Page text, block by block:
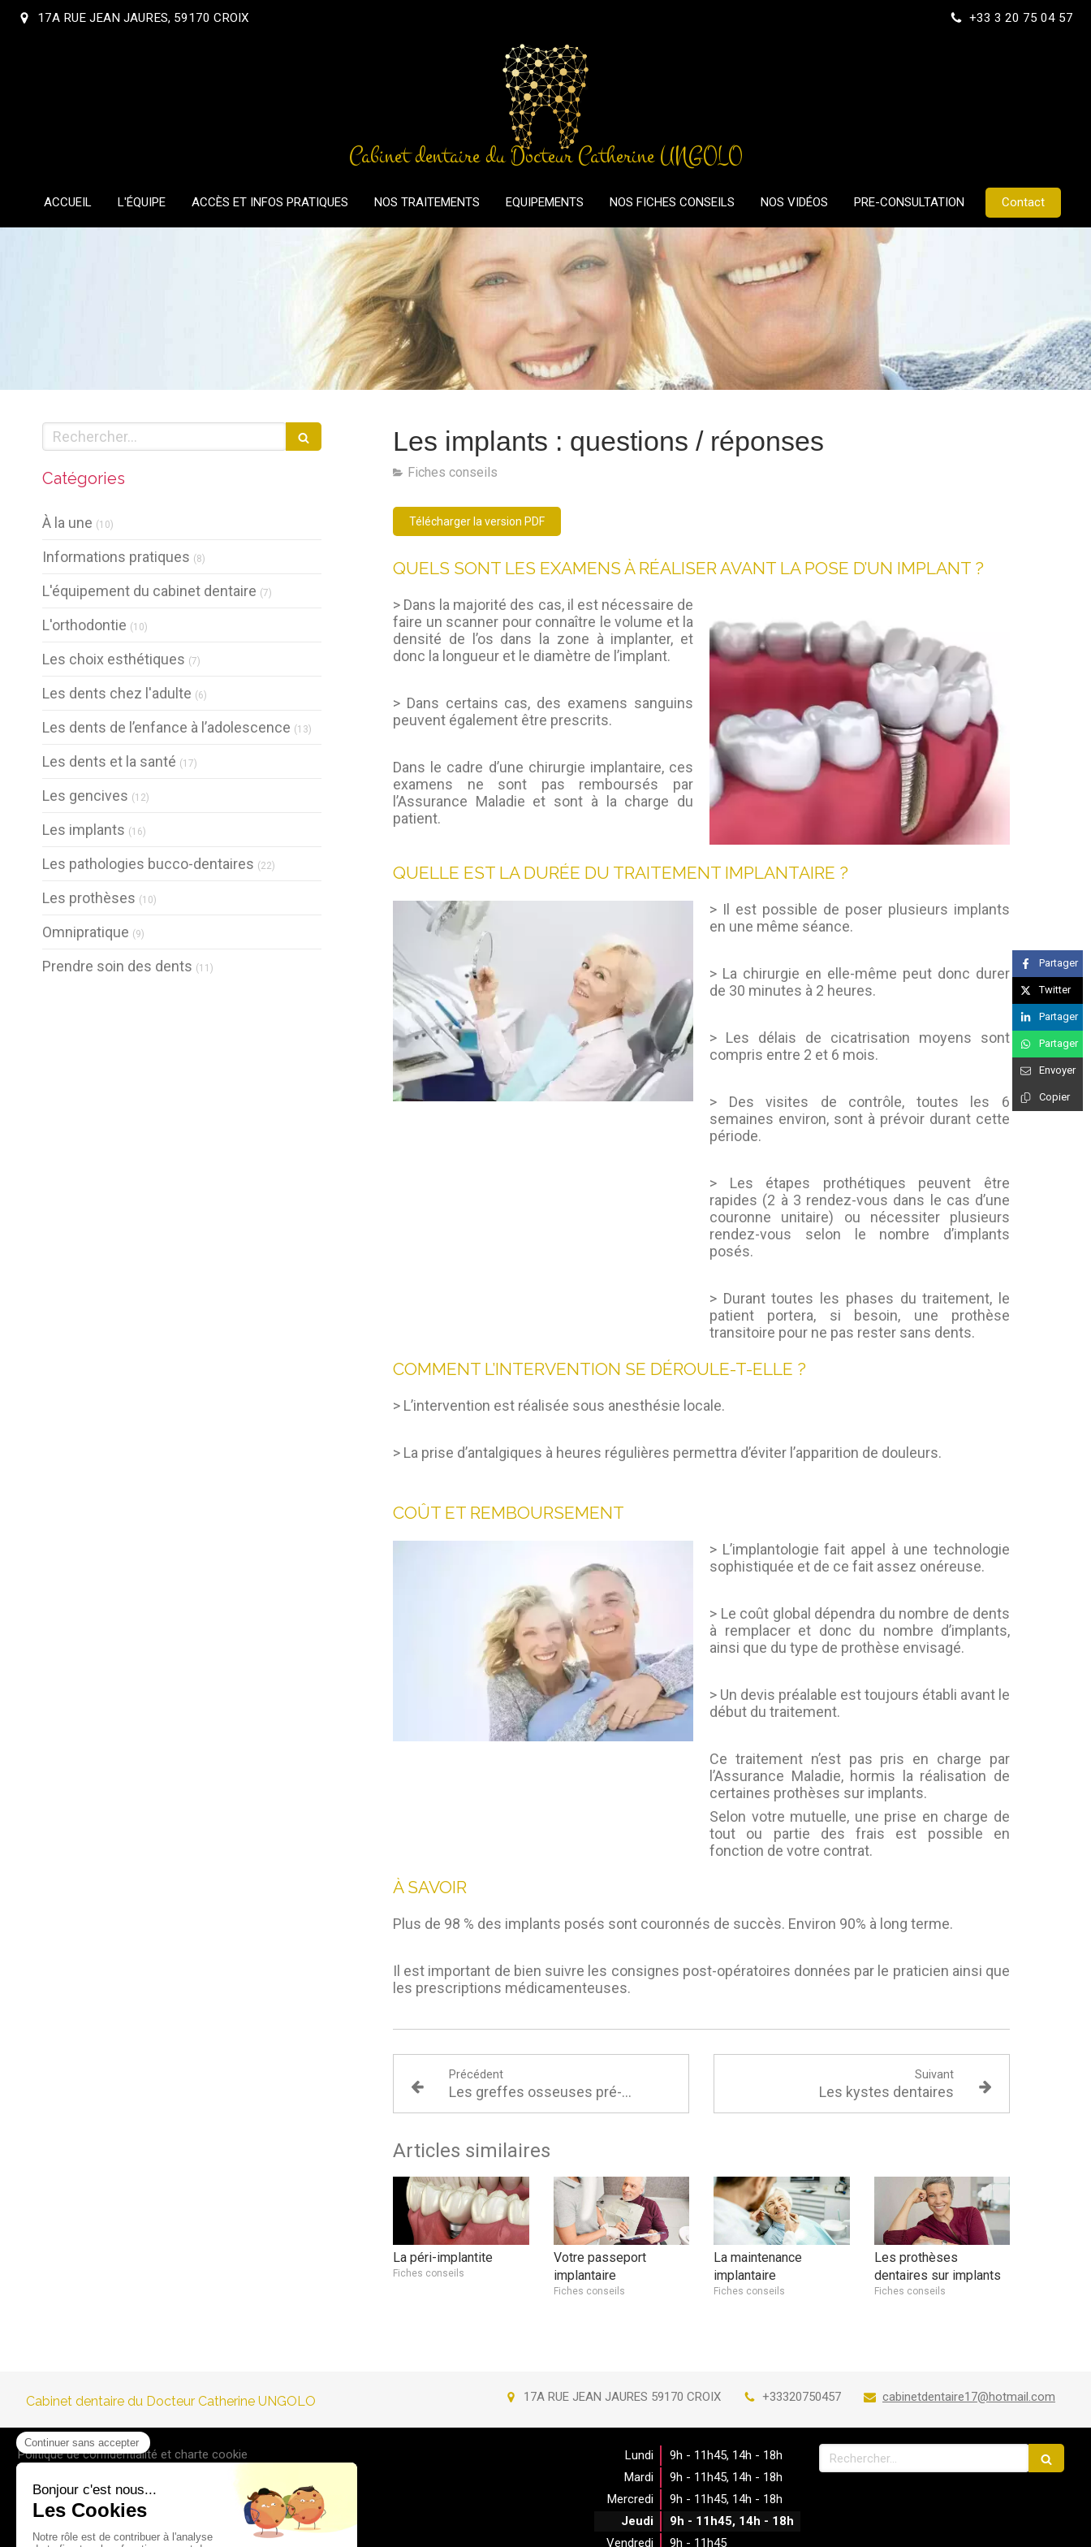
17A RUE JEAN JAURES, 59170 CROIX +33 3 20 75 04 57
ACCUEIL L'ÉQUIPE ACCÈS ET INFOS PRATIQUES NOS TRAITEMENTS EQUIPEMENTS NOS FICHES CONSEILS NOS VIDÉOS PRE-CONSULTATION Contact
Cabinet dentaire du Docteur Catherine UNGOLO
Les implants : questions / réponses
Fiches conseils
Télécharger la version PDF
QUELS SONT LES EXAMENS À RÉALISER AVANT LA POSE D’UN IMPLANT ?
> Dans la majorité des cas, il est nécessaire de
faire un scanner pour connaître le volume et la
densité de l’os dans la zone à implanter, et
donc la longueur et le diamètre de l’implant.
> Dans certains cas, des examens sanguins
peuvent également être prescrits.
Dans le cadre d’une chirurgie implantaire, ces
examens ne sont pas remboursés par
l’Assurance Maladie et sont à la charge du
patient.
QUELLE EST LA DURÉE DU TRAITEMENT IMPLANTAIRE ?
> Il est possible de poser plusieurs implants
en une même séance.
> La chirurgie en elle-même peut donc durer
de 30 minutes à 2 heures.
> Les délais de cicatrisation moyens sont
compris entre 2 et 6 mois.
> Des visites de contrôle, toutes les 6
semaines environ, sont à prévoir durant cette
période.
> Les étapes prothétiques peuvent être
rapides (2 à 3 rendez-vous dans le cas d’une
couronne unitaire) ou nécessiter plusieurs
rendez-vous selon le nombre d’implants
posés.
> Durant toutes les phases du traitement, le
patient portera, si besoin, une prothèse
transitoire pour ne pas rester sans dents.
COMMENT L’INTERVENTION SE DÉROULE-T-ELLE ?
> L’intervention est réalisée sous anesthésie locale.
> La prise d’antalgiques à heures régulières permettra d’éviter l’apparition de douleurs.
COÛT ET REMBOURSEMENT
> L’implantologie fait appel à une technologie
sophistiquée et de ce fait assez onéreuse.
> Le coût global dépendra du nombre de dents
à remplacer et donc du nombre d’implants,
ainsi que du type de prothèse envisagé.
> Un devis préalable est toujours établi avant le
début du traitement.
Ce traitement n’est pas pris en charge par
l’Assurance Maladie, hormis la réalisation de
certaines prothèses sur implants.
Selon votre mutuelle, une prise en charge de
tout ou partie des frais est possible en
fonction de votre contrat.
À SAVOIR
Plus de 98 % des implants posés sont couronnés de succès. Environ 90% à long terme.
Il est important de bien suivre les consignes post-opératoires données par le praticien ainsi que
les prescriptions médicamenteuses.
Précédent
Les greffes osseuses pré-implantaires
Suivant
Les kystes dentaires
Articles similaires
La péri-implantite
Fiches conseils
Votre passeport
implantaire
Fiches conseils
La maintenance
implantaire
Fiches conseils
Les prothèses
dentaires sur implants
Fiches conseils
Partager
Twitter
Partager
Partager
Envoyer
Copier
Rechercher
Catégories
À la une (10)
Informations pratiques (8)
L'équipement du cabinet dentaire (7)
L'orthodontie (10)
Les choix esthétiques (7)
Les dents chez l'adulte (6)
Les dents de l’enfance à l’adolescence (13)
Les dents et la santé (17)
Les gencives (12)
Les implants (16)
Les pathologies bucco-dentaires (22)
Les prothèses (10)
Omnipratique (9)
Prendre soin des dents (11)
Cabinet dentaire du Docteur Catherine UNGOLO 17A RUE JEAN JAURES 59170 CROIX +33320750457 cabinetdentaire17@hotmail.com
Politique de confidentialité et charte cookie
Conditions Générales Utilisation
Charte déontologique
Ordre national
Lundi 9h - 11h45, 14h - 18h
Mardi
9h - 11h45, 14h - 18h
Mercredi
9h - 11h45, 14h - 18h
Jeudi
9h - 11h45, 14h - 18h
Vendredi
9h - 11h45
Rechercher